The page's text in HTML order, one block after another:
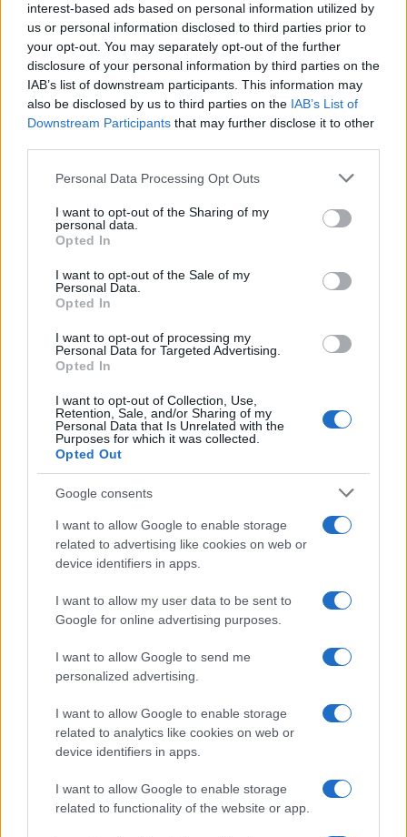
interest-based ads based on personal information utilized by
us or personal information disclosed to third parties prior to
your opt-out. You may separately opt-out of the further
disclosure of your personal information by third parties on the
IAB’s list of downstream participants. This information may
also be disclosed by us to third parties on the IAB’s List of
Downstream Participants that may further disclose it to other
Please note that this website/app uses one or more Google
not limited to your visit or usage behaviour. You may click to
grant or deny consent to Google and its third-party tags to
use your data for below specified purposes in below Google
consent section.
Personal Data Processing Opt Outs
I want to opt-out of the Sharing of my
personal data.
Opted In
I want to opt-out of the Sale of my
Personal Data.
Opted In
I want to opt-out of processing my
Personal Data for Targeted Advertising.
Opted In
I want to opt-out of Collection, Use,
Retention, Sale, and/or Sharing of my
Personal Data that Is Unrelated with the
Purposes for which it was collected.
Opted Out
Google consents
I want to allow Google to enable storage
related to advertising like cookies on web or
device identifiers in apps.
I want to allow my user data to be sent to
Google for online advertising purposes.
I want to allow Google to send me
personalized advertising.
I want to allow Google to enable storage
related to analytics like cookies on web or
device identifiers in apps.
I want to allow Google to enable storage
related to functionality of the website or app.
Continua a leggere
LIFESTYLE
Copenhagen Fashion Week SS27: le novità che stanno
rivoluzionando la moda
Cristian Castiglioni · 8 Ago 2026
LIFESTYLE